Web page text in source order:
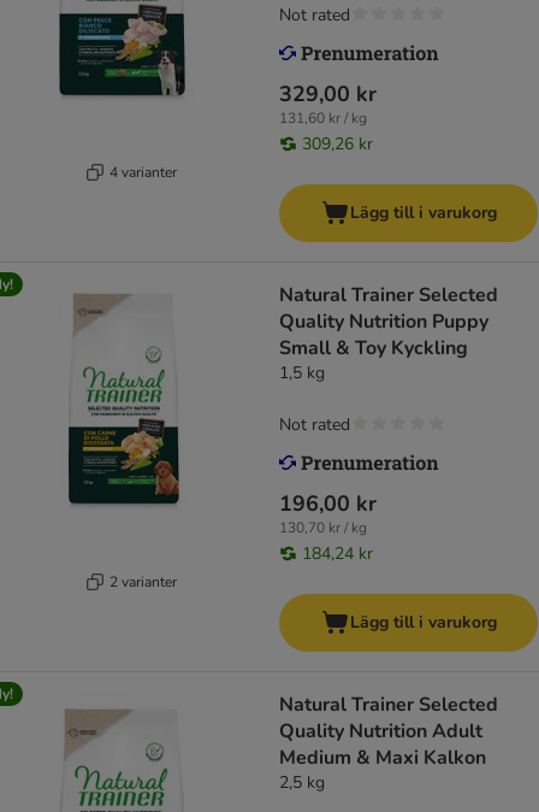
4 varianter
329,00 kr
131,60 kr / kg
309,26 kr
Not rated
Lägg till i varukorg
2 varianter
Natural Trainer Selected
Quality Nutrition Puppy
Small & Toy Kyckling
1,5 kg
196,00 kr
130,70 kr / kg
184,24 kr
Not rated
Lägg till i varukorg
Natural Trainer Selected
Quality Nutrition Adult
Medium & Maxi Kalkon
2,5 kg